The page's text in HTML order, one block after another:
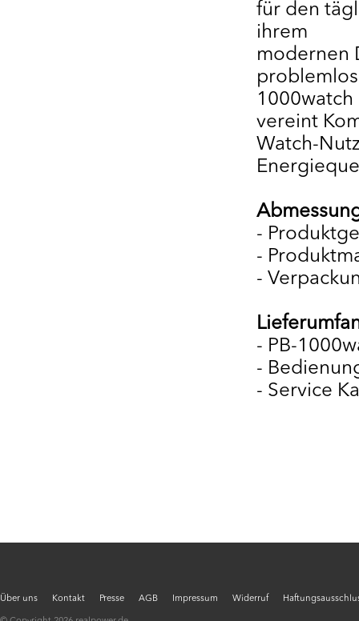
für den
ihrem
modernen
problemlos
1000watch
vereint
Watch-
-
-
-
- PB-
-
- Service
Über uns Kontakt Presse AGB Impressum Widerruf